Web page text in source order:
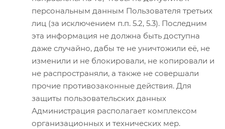
персональным данным Пользователя третьих
лиц (за исключением п.п. 5.2, 5.3). Последним
эта информация не должна быть доступна
даже случайно, дабы те не уничтожили её, не
изменили и не блокировали, не копировали и
не распространяли, а также не совершали
прочие противозаконные действия. Для
защиты пользовательских данных
Администрация располагает комплексом
организационных и технических мер.